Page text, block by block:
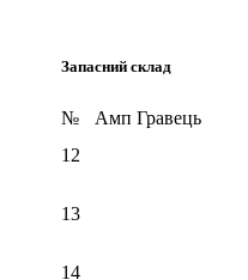
Запасний склад
№ Амп Гравець
12
13
14